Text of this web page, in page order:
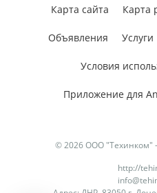
© 2026 ООО
http://
Карта сайта Карта
Объявления Услуги
Условия
Приложение для